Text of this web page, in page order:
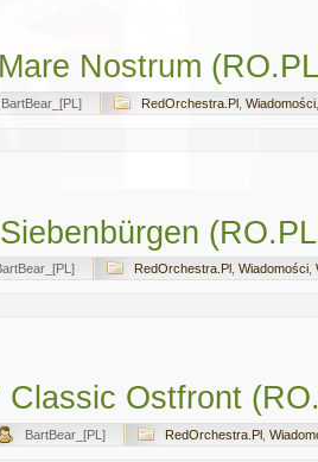
Nostrum
BartBear_[PL] RedOrchestra.Pl Wiadomości
RedOrchestra.Pl Wiadomości
Classic Ostfront
BartBear_[PL] RedOrchestra.Pl